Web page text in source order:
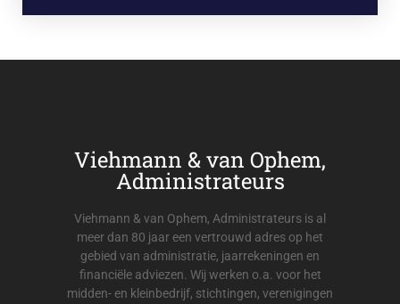
Viehmann & van Ophem,
Administrateurs
Viehmann & van Ophem, Administrateurs is al
meer dan 80 jaar een vertrouwd adres op het
gebied van administratie, jaarrekeningen en
financiële adviezen. Wij werken o.a. voor het
midden- en kleinbedrijf, stichtingen, verenigingen